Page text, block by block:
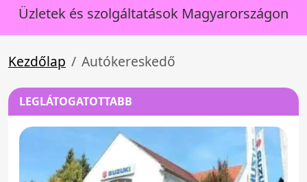
Üzletek és szolgáltatások Magyarországon
Kezdőlap Autókereskedő
LEGLÁTOGATOTTABB